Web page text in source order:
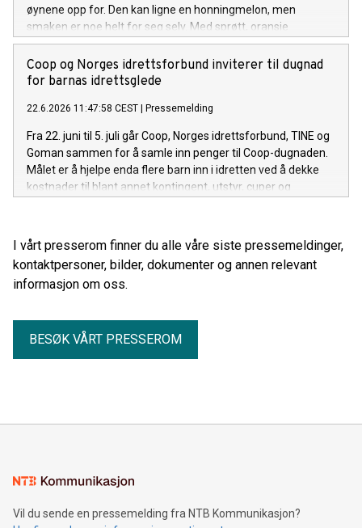
øynene opp for. Den kan ligne en honningmelon, men
smaken er noe helt for seg selv. Med sprøtt, oransje
fruktkjøtt og en frisk, naturlig sødme, kan den fort bli en
sommerfavoritt for flere.
Coop og Norges idrettsforbund inviterer til dugnad
for barnas idrettsglede
22.6.2026 11:47:58 CEST Pressemelding
Fra 22. juni til 5. juli går Coop, Norges idrettsforbund, TINE og
Goman sammen for å samle inn penger til Coop-dugnaden.
Målet er å hjelpe enda flere barn inn i idretten ved å dekke
kostnader til blant annet kontingent, utstyr, cuper og
I vårt presserom finner du alle våre siste pressemeldinger,
kontaktpersoner, bilder, dokumenter og annen relevant
informasjon om oss.
BESØK VÅRT PRESSEROM
Vil du sende en pressemelding fra NTB Kommunikasjon?